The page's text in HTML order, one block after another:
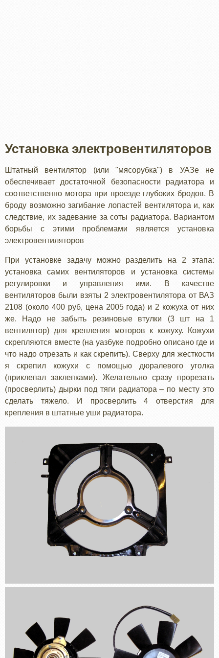
Установка электровентиляторов
Штатный вентилятор (или "мясорубка") в УАЗе не
обеспечивает достаточной безопасности радиатора и
соответственно мотора при проезде глубоких бродов. В
броду возможно загибание лопастей вентилятора и, как
следствие, их задевание за соты радиатора. Вариантом
борьбы с этими проблемами является установка
электровентиляторов
При установке задачу можно разделить на 2 этапа:
установка самих вентиляторов и установка системы
регулировки и управления ими. В качестве
вентиляторов были взяты 2 электровентилятора от ВАЗ
2108 (около 400 руб, цена 2005 года) и 2 кожуха от них
же. Надо не забыть резиновые втулки (3 шт на 1
вентилятор) для крепления моторов к кожуху. Кожухи
скрепляются вместе (на уазбуке подробно описано где и
что надо отрезать и как скрепить). Сверху для жесткости
я скрепил кожухи с помощью дюралевого уголка
(приклепал заклепками). Желательно сразу прорезать
(просверлить) дырки под тяги радиатора – по месту это
сделать тяжело. И просверлить 4 отверстия для
крепления в штатные уши радиатора.